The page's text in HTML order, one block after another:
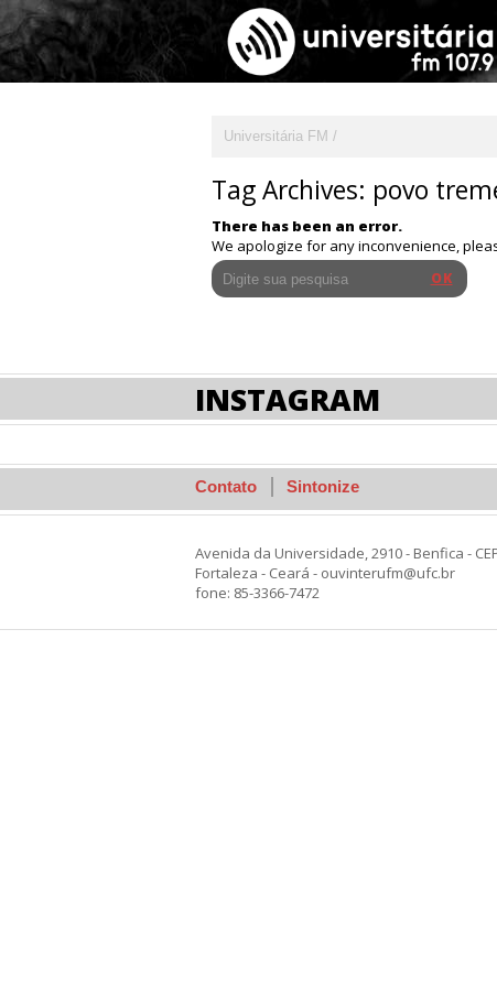
Universitária FM
Tag Archives: povo
There has been an error.
We apologize for any inconvenience,
INSTAGRAM
Contato Sintonize
Avenida da Universidade, 2910 - Benfica -
Fortaleza - Ceará - ouvinterufm@ufc.br
fone: 85-3366-7472